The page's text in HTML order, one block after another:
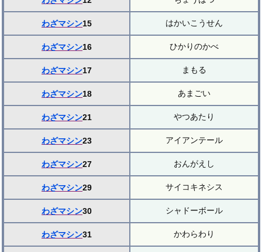
わざマシン15 はかいこうせん
わざマシン16 ひかりのかべ
わざマシン17 まもる
わざマシン18 あまごい
わざマシン21 やつあたり
わざマシン23 アイアンテール
わざマシン27 おんがえし
わざマシン29 サイコキネシス
わざマシン30 シャドーボール
わざマシン31 かわらわり